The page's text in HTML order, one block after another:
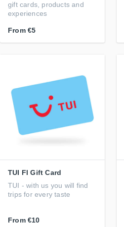
gift cards, products and
experiences
From €5
TUI FI Gift Card
TUI - with us you will find
trips for every taste
From €10